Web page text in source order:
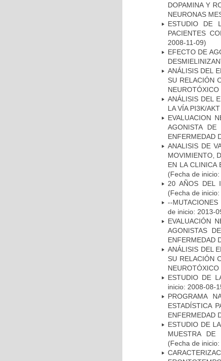
DOPAMINA Y
NEURONAS
ESTUDIO DE
PACIENTES
2008-11-09)
EFECTO DE
ANÁLISIS DEL
SU RELACIÓN
NEUROTÓXICO
ANÁLISIS DEL
LA VÍA PI3K/
EVALUACION
AGONISTA
ENFERMEDAD
ANALISIS DE
MOVIMIENTO,
EN LA CLINICA
(Fecha de
20 AÑOS DEL
(Fecha de
--
de inicio: 2013-
EVALUACIÓN
AGONISTAS
ENFERMEDAD
ANÁLISIS DEL
SU RELACIÓN
NEUROTÓXICO
ESTUDIO DE
inicio: 2008-08-
PROGRAMA
ESTADÍSTICA
ENFERMEDAD
ESTUDIO DE
MUESTRA DE
(Fecha de